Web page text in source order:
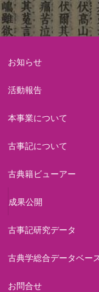
お知らせ
活動報告
本事業について
古事記について
古典籍ビューアー
成果公開
古事記研究データ
古典学総合データベー
お問合せ